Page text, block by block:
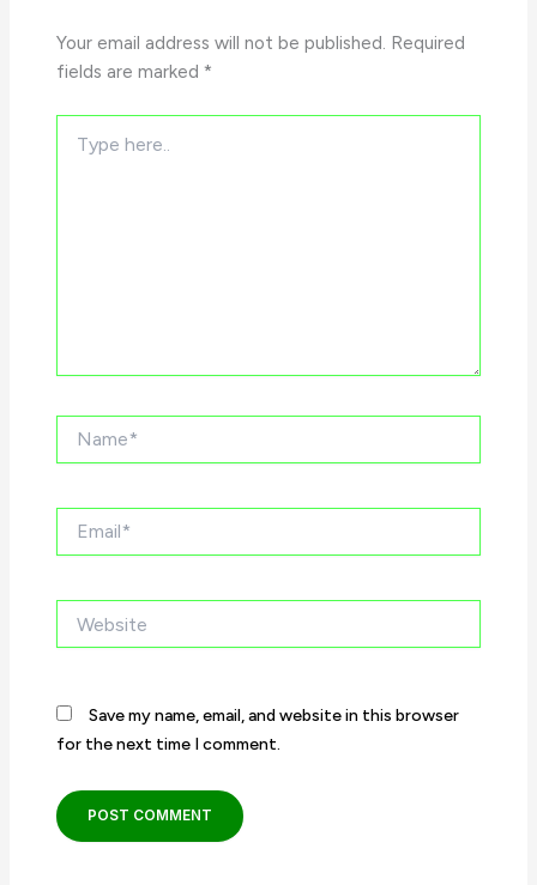
Your email address will not be published. Required
fields are marked*
here..
Save my name, email, and website in this browser
for the next time I comment.